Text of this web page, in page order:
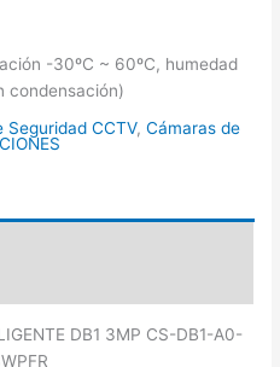
-30ºC ~ 60ºC, humedad
condensación)
Seguridad CCTV,Cámaras de
DB1 3MP CS-DB1-A0-